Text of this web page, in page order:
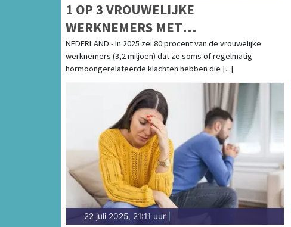
1 OP 3 VROUWELIJKE
WERKNEMERS MET
HORMOONGERELATEERDE
KLACHTEN VERBERGT DEZE
NEDERLAND - In 2025 zei 80 procent van de vrouwelijke
werknemers (3,2 miljoen) dat ze soms of regelmatig
hormoongerelateerde klachten hebben die [...]
22 juli 2025, 21:11 uur